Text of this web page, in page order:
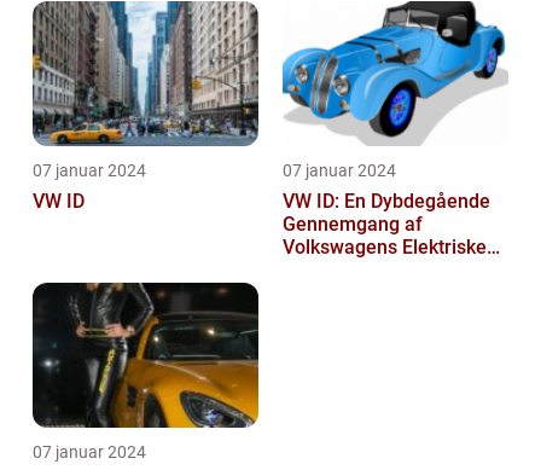
07 januar 2024
VW ID
07 januar 2024
VW ID: En Dybdegående
Gennemgang af
Volkswagens Elektriske
07 januar 2024